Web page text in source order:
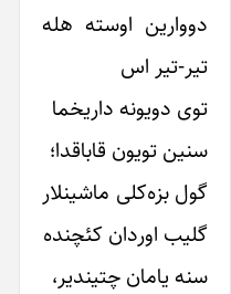
دووارین اوسته هله
تیر-تیر اس
توی دویونه داریخما
سنین تویون قاباقدا؛
گول بزه‌کلی ماشینلار
گلیب اوردان کئچنده
سنه یامان چتیندیر،